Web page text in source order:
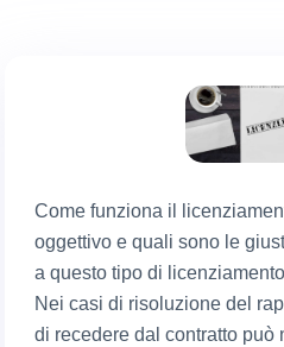
Come funziona il
oggettivo e quali sono le
a questo tipo di
Nei casi di risoluzione del
di recedere dal contratto può